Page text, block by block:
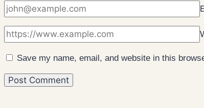
Save my name, email, and website in this